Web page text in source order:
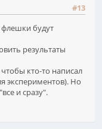
#13
будут
результаты
кто-то написал
экспериментов). Но
и сразу".